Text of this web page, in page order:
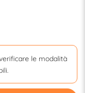
le modalità